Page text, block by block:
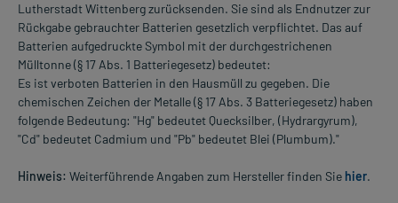
Lutherstadt Wittenberg zurücksenden. Sie sind als Endnutzer zur
Rückgabe gebrauchter Batterien gesetzlich verpflichtet. Das auf
Batterien aufgedruckte Symbol mit der durchgestrichenen
Mülltonne (§ 17 Abs. 1 Batteriegesetz) bedeutet:
Es ist verboten Batterien in den Hausmüll zu gegeben. Die
chemischen Zeichen der Metalle (§ 17 Abs. 3 Batteriegesetz) haben
folgende Bedeutung: "Hg" bedeutet Quecksilber, (Hydrargyrum),
"Cd" bedeutet Cadmium und "Pb" bedeutet Blei (Plumbum)."
Hinweis: Weiterführende Angaben zum Hersteller finden Sie hier.